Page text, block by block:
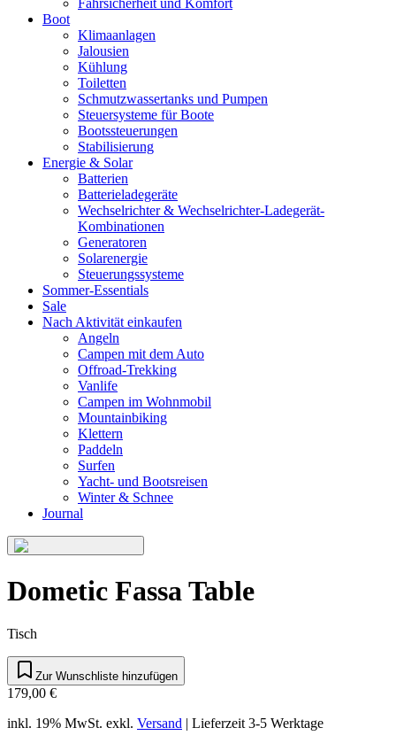
Fahrsicherheit und Komfort
Boot
Klimaanlagen
Jalousien
Kühlung
Toiletten
Schmutzwassertanks und Pumpen
Steuersysteme für Boote
Bootssteuerungen
Stabilisierung
Energie & Solar
Batterien
Batterieladegeräte
Wechselrichter & Wechselrichter-Ladegerät-
Kombinationen
Generatoren
Solarenergie
Steuerungssysteme
Sommer-Essentials
Sale
Nach Aktivität einkaufen
Angeln
Campen mit dem Auto
Offroad-Trekking
Vanlife
Campen im Wohnmobil
Mountainbiking
Klettern
Paddeln
Surfen
Yacht- und Bootsreisen
Winter & Schnee
Journal
Dometic Fassa Table
Tisch
Zur Wunschliste hinzufügen
179,00 €
inkl. 19% MwSt. exkl. Versand | Lieferzeit 3-5 Werktage